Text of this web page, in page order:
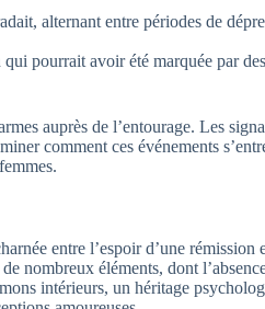
alternant entre périodes de
pourrait avoir été marquée par
auprès de l’entourage. Les
comment ces événements
entre l’espoir d’une rémission
nombreux éléments, dont
intérieurs, un héritage